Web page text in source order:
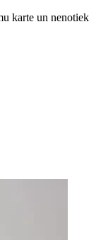
karte un nenotiek